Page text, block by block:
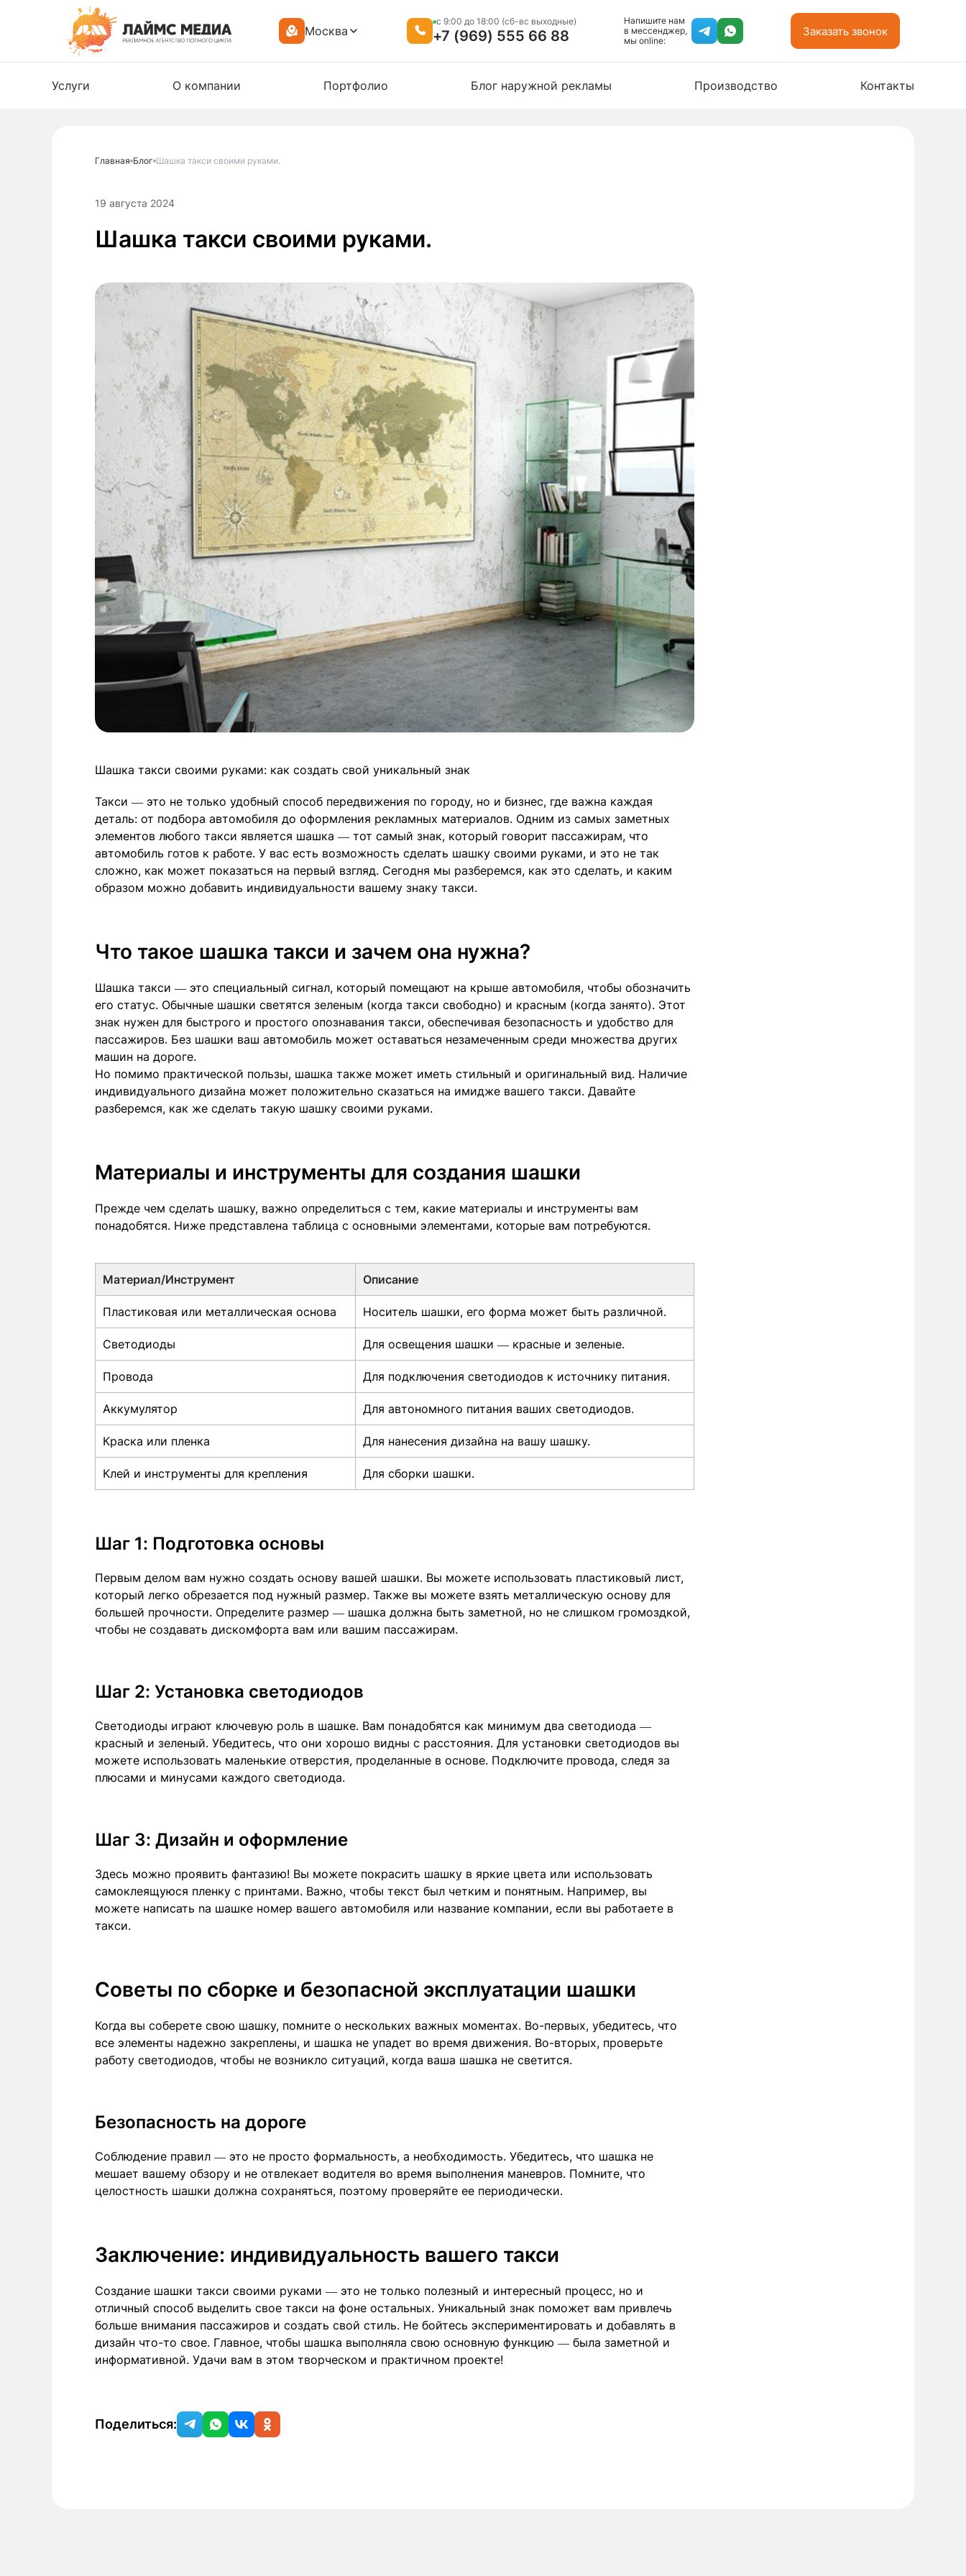
Москва
c 9:00 до 18:00 (сб-вс выходные)
+7 (969) 555 66 88
Напишите нам
в мессенджер,
мы online:
Заказать звонок
Услуги О компании Портфолио Блог наружной рекламы Производство Контакты
Главная Блог Шашка такси своими руками.
19 августа 2024
Шашка такси своими руками.
Шашка такси своими руками: как создать свой уникальный знак
Такси — это не только удобный способ передвижения по городу, но и бизнес, где важна каждая
деталь: от подбора автомобиля до оформления рекламных материалов. Одним из самых заметных
элементов любого такси является шашка — тот самый знак, который говорит пассажирам, что
автомобиль готов к работе. У вас есть возможность сделать шашку своими руками, и это не так
сложно, как может показаться на первый взгляд. Сегодня мы разберемся, как это сделать, и каким
образом можно добавить индивидуальности вашему знаку такси.
Что такое шашка такси и зачем она нужна?
Шашка такси — это специальный сигнал, который помещают на крыше автомобиля, чтобы обозначить
его статус. Обычные шашки светятся зеленым (когда такси свободно) и красным (когда занято). Этот
знак нужен для быстрого и простого опознавания такси, обеспечивая безопасность и удобство для
пассажиров. Без шашки ваш автомобиль может оставаться незамеченным среди множества других
машин на дороге.
Но помимо практической пользы, шашка также может иметь стильный и оригинальный вид. Наличие
индивидуального дизайна может положительно сказаться на имидже вашего такси. Давайте
разберемся, как же сделать такую шашку своими руками.
Материалы и инструменты для создания шашки
Прежде чем сделать шашку, важно определиться с тем, какие материалы и инструменты вам
понадобятся. Ниже представлена таблица с основными элементами, которые вам потребуются.
Материал/Инструмент Описание
Пластиковая или металлическая основа Носитель шашки, его форма может быть различной.
Светодиоды Для освещения шашки — красные и зеленые.
Провода Для подключения светодиодов к источнику питания.
Аккумулятор Для автономного питания ваших светодиодов.
Краска или пленка Для нанесения дизайна на вашу шашку.
Клей и инструменты для крепления Для сборки шашки.
Шаг 1: Подготовка основы
Первым делом вам нужно создать основу вашей шашки. Вы можете использовать пластиковый лист,
который легко обрезается под нужный размер. Также вы можете взять металлическую основу для
большей прочности. Определите размер — шашка должна быть заметной, но не слишком громоздкой,
чтобы не создавать дискомфорта вам или вашим пассажирам.
Шаг 2: Установка светодиодов
Светодиоды играют ключевую роль в шашке. Вам понадобятся как минимум два светодиода —
красный и зеленый. Убедитесь, что они хорошо видны с расстояния. Для установки светодиодов вы
можете использовать маленькие отверстия, проделанные в основе. Подключите провода, следя за
плюсами и минусами каждого светодиода.
Шаг 3: Дизайн и оформление
Здесь можно проявить фантазию! Вы можете покрасить шашку в яркие цвета или использовать
самоклеящуюся пленку с принтами. Важно, чтобы текст был четким и понятным. Например, вы
можете написать na шашке номер вашего автомобиля или название компании, если вы работаете в
такси.
Советы по сборке и безопасной эксплуатации шашки
Когда вы соберете свою шашку, помните о нескольких важных моментах. Во-первых, убедитесь, что
все элементы надежно закреплены, и шашка не упадет во время движения. Во-вторых, проверьте
работу светодиодов, чтобы не возникло ситуаций, когда ваша шашка не светится.
Безопасность на дороге
Соблюдение правил — это не просто формальность, а необходимость. Убедитесь, что шашка не
мешает вашему обзору и не отвлекает водителя во время выполнения маневров. Помните, что
целостность шашки должна сохраняться, поэтому проверяйте ее периодически.
Заключение: индивидуальность вашего такси
Создание шашки такси своими руками — это не только полезный и интересный процесс, но и
отличный способ выделить свое такси на фоне остальных. Уникальный знак поможет вам привлечь
больше внимания пассажиров и создать свой стиль. Не бойтесь экспериментировать и добавлять в
дизайн что-то свое. Главное, чтобы шашка выполняла свою основную функцию — была заметной и
информативной. Удачи вам в этом творческом и практичном проекте!
Поделиться: